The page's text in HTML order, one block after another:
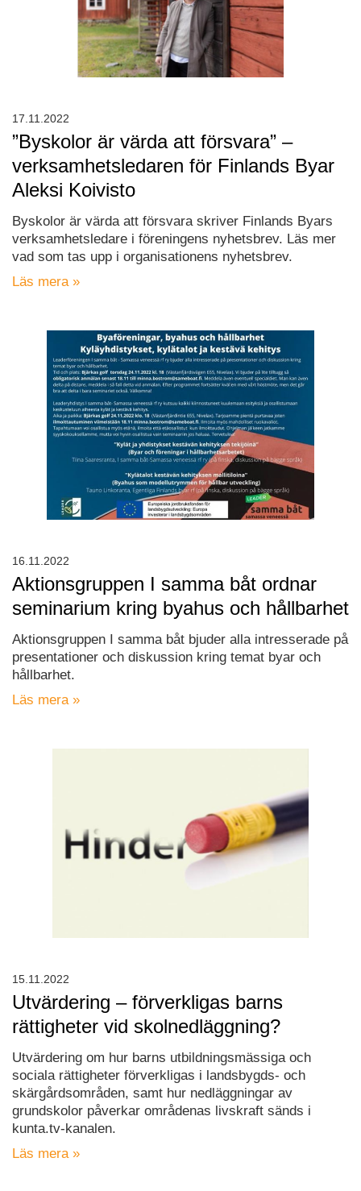
”Byskolor är värda att försvara” –
verksamhetsledaren för Finlands Byar
Aleksi Koivisto
Byskolor är värda att försvara skriver Finlands Byars
verksamhetsledare i föreningens nyhetsbrev. Läs mer
vad som tas upp i organisationens nyhetsbrev.
Läs mera »
17.11.2022
Aktionsgruppen I samma båt ordnar
seminarium kring byahus och hållbarhet
Aktionsgruppen I samma båt bjuder alla intresserade på
presentationer och diskussion kring temat byar och
hållbarhet.
Läs mera »
16.11.2022
Utvärdering – förverkligas barns
rättigheter vid skolnedläggning?
Utvärdering om hur barns utbildningsmässiga och
sociala rättigheter förverkligas i landsbygds- och
skärgårdsområden, samt hur nedläggningar av
grundskolor påverkar områdenas livskraft sänds i
kunta.tv-kanalen.
Läs mera »
15.11.2022